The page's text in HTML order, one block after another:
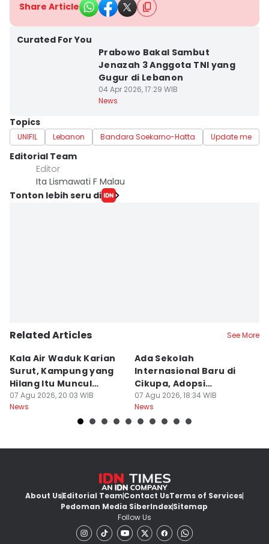
Share Article
Curated For You
Prabowo Bakal Sambut
Jenazah 3 Anggota TNI yang
Gugur di Lebanon
04 Apr 2026, 17:29 WIB
News
Topics
UNIFIL Lebanon Bandara Soekarno-Hatta Update me
Editorial Team
Editor
Ita Lismawati F Malau
Tonton lebih seru di
Related Articles See More
Kala Air Waduk Karian
Surut, Kampung yang
Hilang Itu Muncul
Kembali
07 Agu 2026, 20:03 WIB
News
Ada Sekolah
Internasional Baru di
Cikupa, Adopsi
Kurikulum Singapura
07 Agu 2026, 18:34 WIB
News
About UsEditorial TeamContact UsTerms of Services
Pedoman Media SiberIndexSitemap
Follow Us